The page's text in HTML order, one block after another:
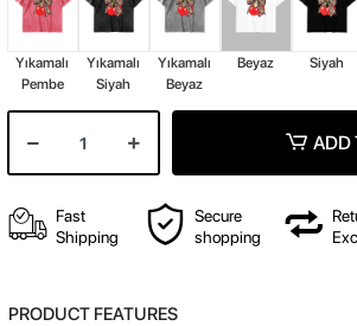
Yıkamalı
Pembe
Yıkamalı
Siyah
Yıkamalı
Beyaz
Beyaz Siyah
ADD
Fast
Shipping
Secure
shopping
PRODUCT FEATURES